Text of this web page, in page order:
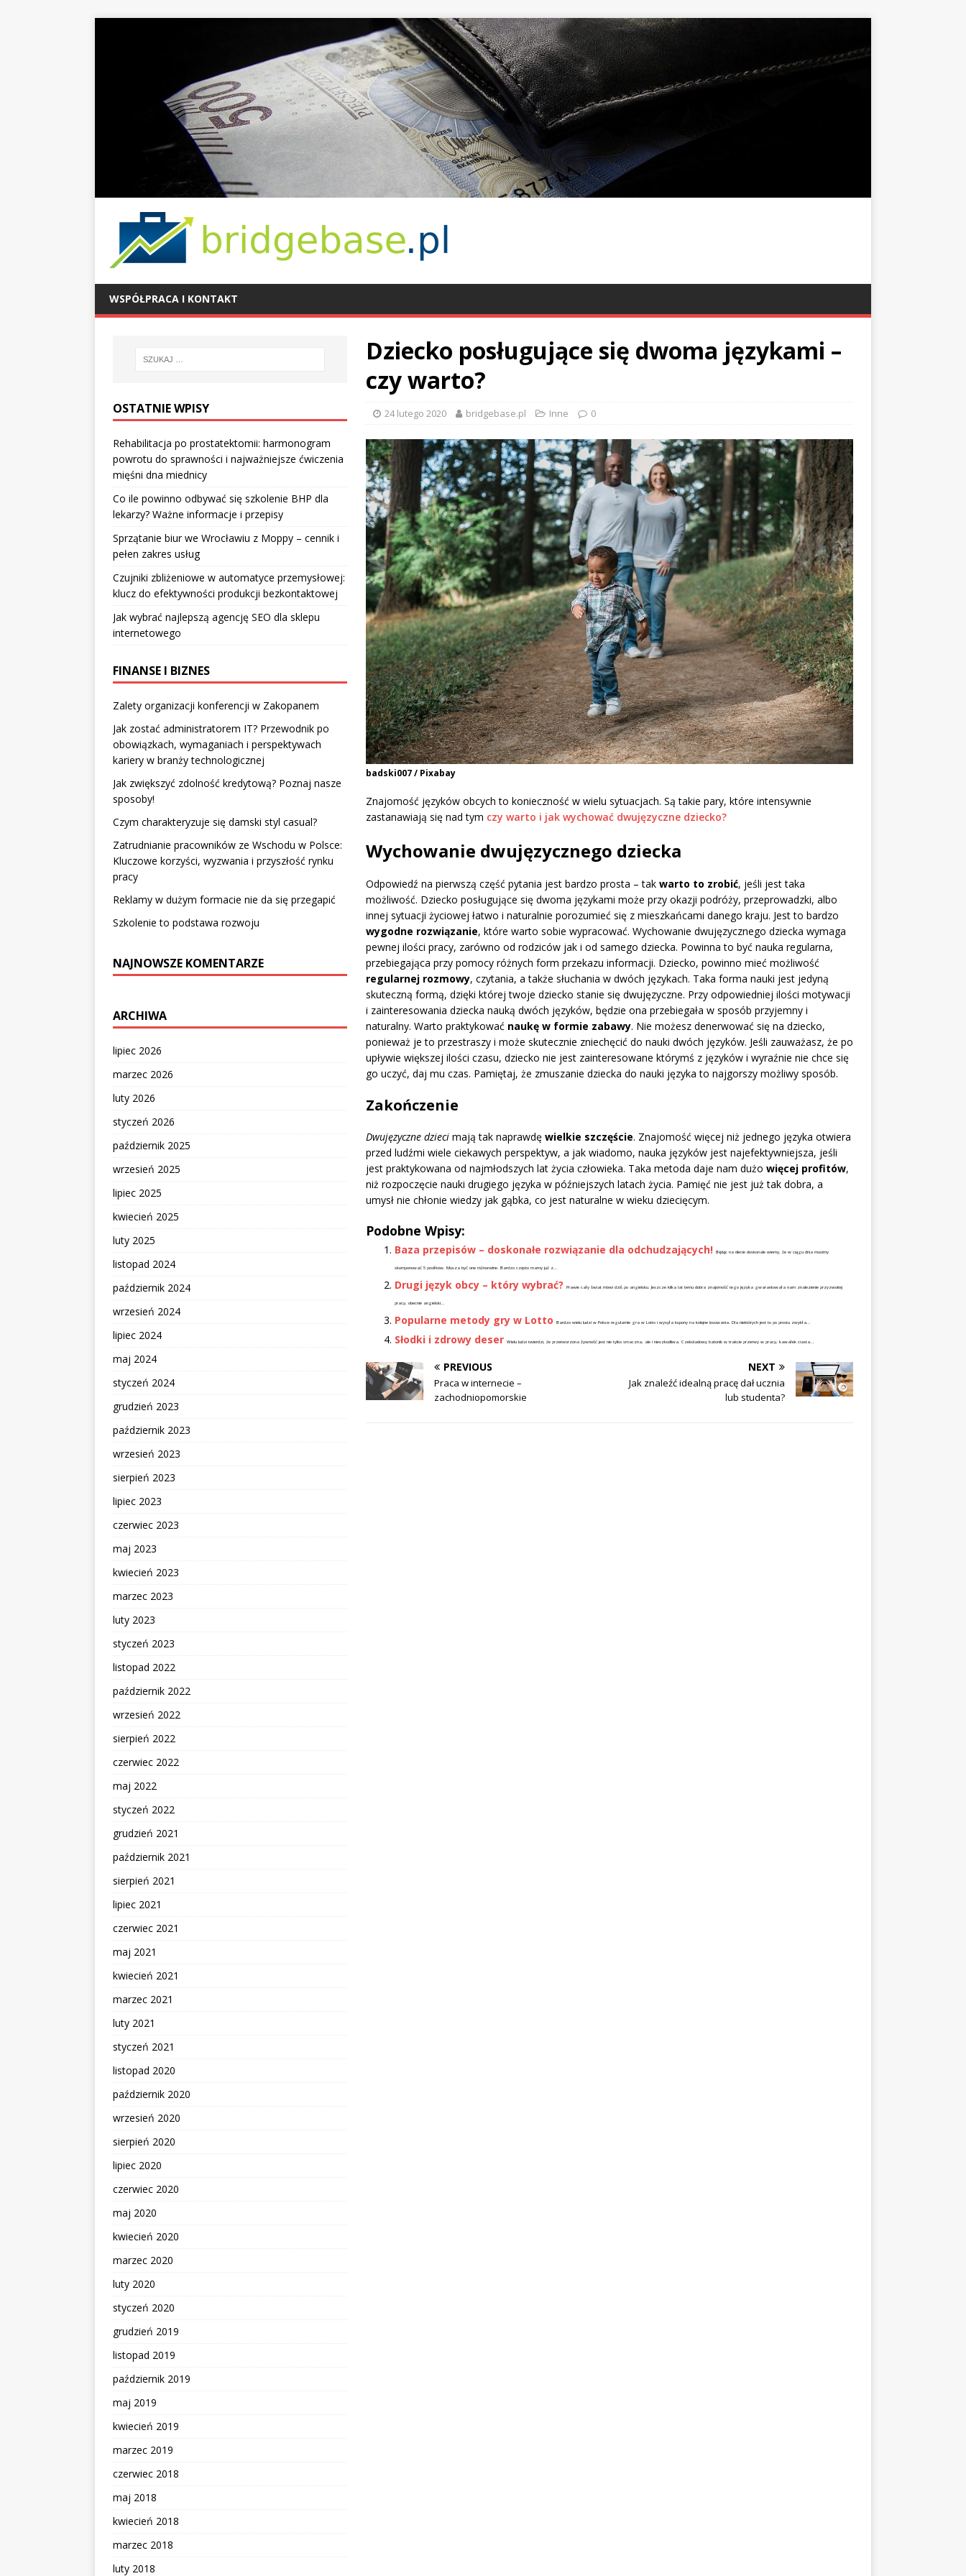
WSPÓŁPRACA I KONTAKT
Dziecko posługujące się dwoma językami –
czy warto?
24 lutego 2020 bridgebase.pl Inne 0
badski007 / Pixabay
Znajomość języków obcych to konieczność w wielu sytuacjach. Są takie pary, które intensywnie
zastanawiają się nad tym czy warto i jak wychować dwujęzyczne dziecko?
Wychowanie dwujęzycznego dziecka
Odpowiedź na pierwszą część pytania jest bardzo prosta – tak warto to zrobić, jeśli jest taka
możliwość. Dziecko posługujące się dwoma językami może przy okazji podróży, przeprowadzki, albo
innej sytuacji życiowej łatwo i naturalnie porozumieć się z mieszkańcami danego kraju. Jest to bardzo
wygodne rozwiązanie, które warto sobie wypracować. Wychowanie dwujęzycznego dziecka wymaga
pewnej ilości pracy, zarówno od rodziców jak i od samego dziecka. Powinna to być nauka regularna,
przebiegająca przy pomocy różnych form przekazu informacji. Dziecko, powinno mieć możliwość
regularnej rozmowy, czytania, a także słuchania w dwóch językach. Taka forma nauki jest jedyną
skuteczną formą, dzięki której twoje dziecko stanie się dwujęzyczne. Przy odpowiedniej ilości motywacji
i zainteresowania dziecka nauką dwóch języków, będzie ona przebiegała w sposób przyjemny i
naturalny. Warto praktykować naukę w formie zabawy. Nie możesz denerwować się na dziecko,
ponieważ je to przestraszy i może skutecznie zniechęcić do nauki dwóch języków. Jeśli zauważasz, że po
upływie większej ilości czasu, dziecko nie jest zainteresowane którymś z języków i wyraźnie nie chce się
go uczyć, daj mu czas. Pamiętaj, że zmuszanie dziecka do nauki języka to najgorszy możliwy sposób.
Zakończenie
Dwujęzyczne dziecimają tak naprawdę wielkie szczęście. Znajomość więcej niż jednego języka otwiera
przed ludźmi wiele ciekawych perspektyw, a jak wiadomo, nauka języków jest najefektywniejsza, jeśli
jest praktykowana od najmłodszych lat życia człowieka. Taka metoda daje nam dużo więcej profitów,
niż rozpoczęcie nauki drugiego języka w późniejszych latach życia. Pamięć nie jest już tak dobra, a
umysł nie chłonie wiedzy jak gąbka, co jest naturalne w wieku dziecięcym.
Podobne Wpisy:
Baza przepisów – doskonałe rozwiązanie dla odchudzających! Będąc na diecie doskonale wiemy, że w ciągu dnia musimy
skomponować 5 posiłków. Musza być one różnorodne. Bardzo często mamy już z...
Drugi język obcy – który wybrać? Prawie cały świat mówi dziś po angielsku. Jeszcze kilka lat temu dobra znajomość tego języka gwarantowała nam znalezienie przyzwoitej
pracy, obecnie angielski...
Popularne metody gry w Lotto Bardzo wielu ludzi w Polsce regularnie gra w Lotto i wysyła kupony na kolejne losowania. Dla niektórych jest to po prostu zwykła...
Słodki i zdrowy deser Wielu ludzi twierdzi, że przetworzona żywność jest nie tylko smaczna, ale i nieszkodliwa. Czekoladowy batonik w trakcie przerwy w pracy, kawałek ciasta...
PREVIOUS
Praca w internecie –
zachodniopomorskie
NEXT
Jak znaleźć idealną pracę dał ucznia
lub studenta?
OSTATNIE WPISY
Rehabilitacja po prostatektomii: harmonogram
powrotu do sprawności i najważniejsze ćwiczenia
mięśni dna miednicy
Co ile powinno odbywać się szkolenie BHP dla
lekarzy? Ważne informacje i przepisy
Sprzątanie biur we Wrocławiu z Moppy – cennik i
pełen zakres usług
Czujniki zbliżeniowe w automatyce przemysłowej:
klucz do efektywności produkcji bezkontaktowej
Jak wybrać najlepszą agencję SEO dla sklepu
internetowego
FINANSE I BIZNES
Zalety organizacji konferencji w Zakopanem
Jak zostać administratorem IT? Przewodnik po
obowiązkach, wymaganiach i perspektywach
kariery w branży technologicznej
Jak zwiększyć zdolność kredytową? Poznaj nasze
sposoby!
Czym charakteryzuje się damski styl casual?
Zatrudnianie pracowników ze Wschodu w Polsce:
Kluczowe korzyści, wyzwania i przyszłość rynku
pracy
Reklamy w dużym formacie nie da się przegapić
Szkolenie to podstawa rozwoju
NAJNOWSZE KOMENTARZE
ARCHIWA
lipiec 2026
marzec 2026
luty 2026
styczeń 2026
październik 2025
wrzesień 2025
lipiec 2025
kwiecień 2025
luty 2025
listopad 2024
październik 2024
wrzesień 2024
lipiec 2024
maj 2024
styczeń 2024
grudzień 2023
październik 2023
wrzesień 2023
sierpień 2023
lipiec 2023
czerwiec 2023
maj 2023
kwiecień 2023
marzec 2023
luty 2023
styczeń 2023
listopad 2022
październik 2022
wrzesień 2022
sierpień 2022
czerwiec 2022
maj 2022
styczeń 2022
grudzień 2021
październik 2021
sierpień 2021
lipiec 2021
czerwiec 2021
maj 2021
kwiecień 2021
marzec 2021
luty 2021
styczeń 2021
listopad 2020
październik 2020
wrzesień 2020
sierpień 2020
lipiec 2020
czerwiec 2020
maj 2020
kwiecień 2020
marzec 2020
luty 2020
styczeń 2020
grudzień 2019
listopad 2019
październik 2019
maj 2019
kwiecień 2019
marzec 2019
czerwiec 2018
maj 2018
kwiecień 2018
marzec 2018
luty 2018